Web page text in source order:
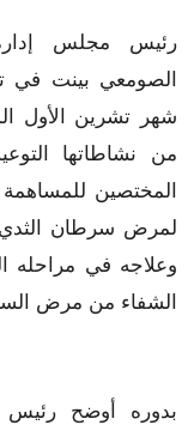
رئيس مجلس
الصومعي بينت في
شهر تشرين الأول
من نشاطاتها
المختصين
لمرض سرطان الثدي
وعلاجه في مراحله
الشفاء من مرض
بدوره أوضح رئيس